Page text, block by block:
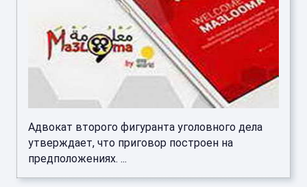
Адвокат второго фигуранта уголовного дела
утверждает, что приговор построен на
предположениях. ...